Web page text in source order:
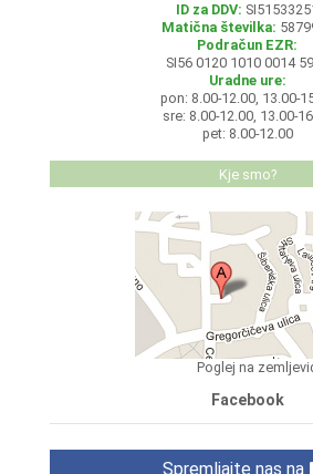
ID za DDV:
Matična številka:
Podračun EZR:
SI56 0120 1010 0014
Uradne ure:
pon: 8.00-12.00, 13.00-
sre: 8.00-12.00, 13.00-
pet: 8.00-12.00
Kje smo?
Poglej na
Facebook
Spremljajte nas na